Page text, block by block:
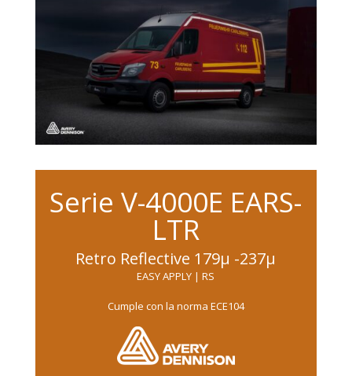
Reflectante con microesferas
incrementa la seguridad y
además destaca logo y su
mensaje de marca en el día o
noche.
FICHA TÉCNICA
Serie V-4000E EARS-
LTR
Retro Reflective 179μ -237μ
EASY APPLY | RS
Cumple con la norma ECE104